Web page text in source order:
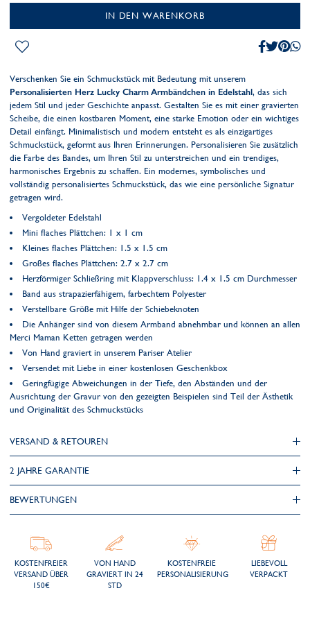
IN DEN WARENKORB
Verschenken Sie ein Schmuckstück mit Bedeutung mit unserem
Personalisierten Herz Lucky Charm Armbändchen in Edelstahl, das sich
jedem Stil und jeder Geschichte anpasst. Gestalten Sie es mit einer gravierten
Scheibe, die einen kostbaren Moment, eine starke Emotion oder ein wichtiges
Detail einfängt. Minimalistisch und modern entsteht es als einzigartiges
Schmuckstück, geformt aus Ihren Erinnerungen. Personalisieren Sie zusätzlich
die Farbe des Bandes, um Ihren Stil zu unterstreichen und ein trendiges,
harmonisches Ergebnis zu schaffen. Ein modernes, symbolisches und
vollständig personalisiertes Schmuckstück, das wie eine persönliche Signatur
getragen wird.
Vergoldeter Edelstahl
Mini flaches Plättchen: 1 x 1 cm
Kleines flaches Plättchen: 1.5 x 1.5 cm
Großes flaches Plättchen: 2.7 x 2.7 cm
Herzförmiger Schließring mit Klappverschluss: 1.4 x 1.5 cm Durchmesser
Band aus strapazierfähigem, farbechtem Polyester
Verstellbare Größe mit Hilfe der Schiebeknoten
Die Anhänger sind von diesem Armband abnehmbar und können an allen
Merci Maman Ketten getragen werden
Von Hand graviert in unserem Pariser Atelier
Versendet mit Liebe in einer kostenlosen Geschenkbox
Geringfügige Abweichungen in der Tiefe, den Abständen und der
Ausrichtung der Gravur von den gezeigten Beispielen sind Teil der Ästhetik
und Originalität des Schmuckstücks
VERSAND & RETOUREN
2 JAHRE GARANTIE
BEWERTUNGEN
KOSTENFREIER
VERSAND ÜBER
150€
VON HAND
GRAVIERT IN 24
STD
KOSTENFREIE
PERSONALISIERUNG
LIEBEVOLL
VERPACKT